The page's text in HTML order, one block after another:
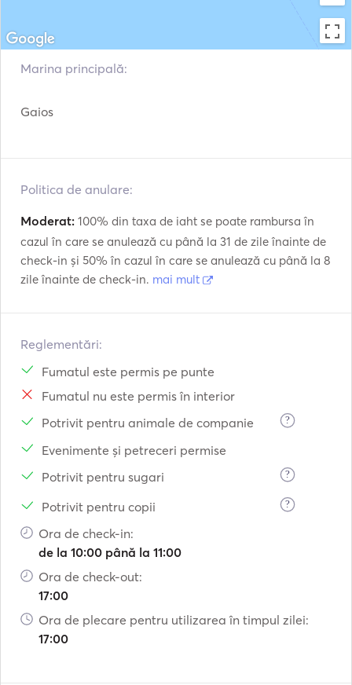
Marina principală:
Gaios
Politica de anulare:
Moderat: 100% din taxa de iaht se poate rambursa în
cazul în care se anulează cu până la 31 de zile înainte de
check-in și 50% în cazul în care se anulează cu până la 8
zile înainte de check-in. mai mult
Reglementări:
Fumatul este permis pe punte
Fumatul nu este permis în interior
Potrivit pentru animale de companie
?
Evenimente și petreceri permise
Potrivit pentru sugari
?
Potrivit pentru copii ?
Ora de check-in:
de la 10:00 până la 11:00
Ora de check-out:
17:00
Ora de plecare pentru utilizarea în timpul zilei:
17:00